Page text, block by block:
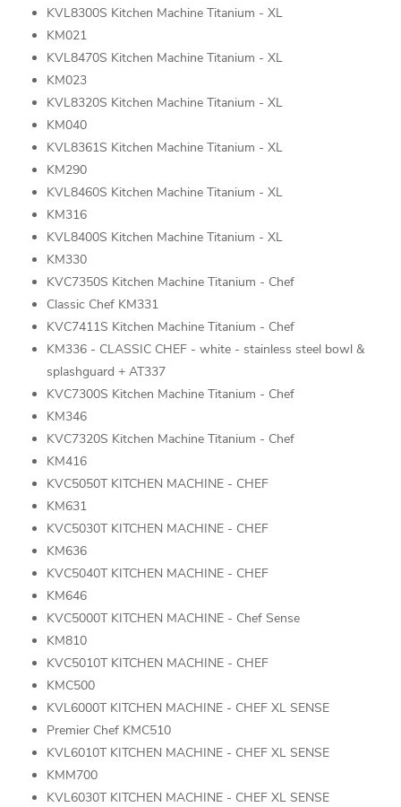
KVL8300S Kitchen Machine Titanium - XL
KM021
KVL8470S Kitchen Machine Titanium - XL
KM023
KVL8320S Kitchen Machine Titanium - XL
KM040
KVL8361S Kitchen Machine Titanium - XL
KM290
KVL8460S Kitchen Machine Titanium - XL
KM316
KVL8400S Kitchen Machine Titanium - XL
KM330
KVC7350S Kitchen Machine Titanium - Chef
Classic Chef KM331
KVC7411S Kitchen Machine Titanium - Chef
KM336 - CLASSIC CHEF - white - stainless steel bowl &
splashguard + AT337
KVC7300S Kitchen Machine Titanium - Chef
KM346
KVC7320S Kitchen Machine Titanium - Chef
KM416
KVC5050T KITCHEN MACHINE - CHEF
KM631
KVC5030T KITCHEN MACHINE - CHEF
KM636
KVC5040T KITCHEN MACHINE - CHEF
KM646
KVC5000T KITCHEN MACHINE - Chef Sense
KM810
KVC5010T KITCHEN MACHINE - CHEF
KMC500
KVL6000T KITCHEN MACHINE - CHEF XL SENSE
Premier Chef KMC510
KVL6010T KITCHEN MACHINE - CHEF XL SENSE
KMM700
KVL6030T KITCHEN MACHINE - CHEF XL SENSE